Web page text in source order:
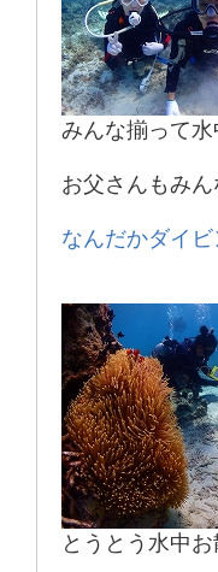
みんな揃って
お父さんもみ
なんだかダイ
とうとう水中